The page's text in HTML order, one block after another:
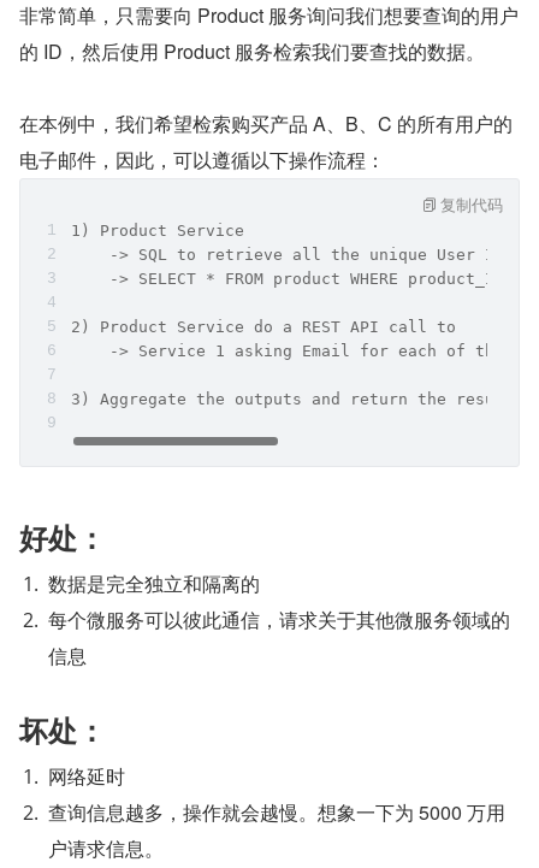
非常简单，只需要向 Product 服务询问我们想要查询的用户
的 ID，然后使用 Product 服务检索我们要查找的数据。
在本例中，我们希望检索购买产品 A、B、C 的所有用户的
电子邮件，因此，可以遵循以下操作流程：
1) Product Service
-> SQL to retrieve all the unique User ID
-> SELECT * FROM product WHERE product_ID in
2) Product Service do a REST API call to
-> Service 1 asking Email for each of the
3) Aggregate the outputs and return the result
复制代码
好处：
数据是完全独立和隔离的
每个微服务可以彼此通信，请求关于其他微服务领域的
信息
坏处：
网络延时
查询信息越多，操作就会越慢。想象一下为 5000 万用
户请求信息。